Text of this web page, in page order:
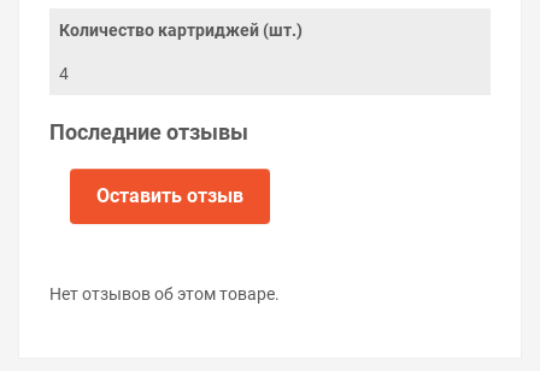
Количество картриджей (шт.)
4
Последние отзывы
Оставить отзыв
Нет отзывов об этом товаре.